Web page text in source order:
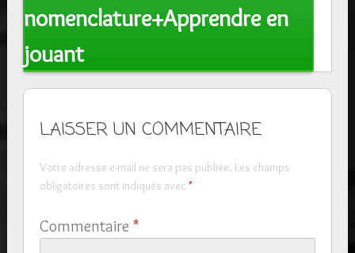
nomenclature+Apprendre en
jouant
LAISSER UN COMMENTAIRE
Votre adresse e-mail ne sera pas publiée. Les champs
obligatoires sont indiqués avec *
Commentaire *